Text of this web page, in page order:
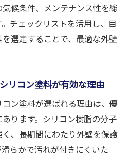
候条件、メンテナンス性を総
チェックリストを活用し、目
選定することで、最適な外壁
リコン塗料が有効な理由
ン塗料が選ばれる理由は、優
ります。シリコン樹脂の分子
、長期間にわたり外壁を保護
らかで汚れが付きにくいた